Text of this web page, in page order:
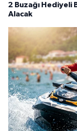
2 Buzağı Hediyeli
Alacak